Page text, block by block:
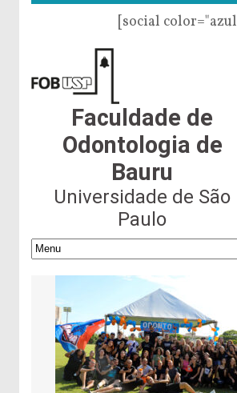
[social
Faculdade de
Odontologia de
Bauru
Universidade de São
Paulo